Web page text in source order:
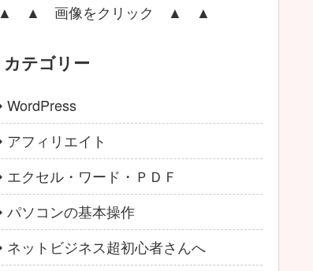
▲ ▲ 画像をクリック ▲ ▲
カテゴリー
WordPress
アフィリエイト
エクセル・ワード・ＰＤＦ
パソコンの基本操作
ネットビジネス超初心者さんへ